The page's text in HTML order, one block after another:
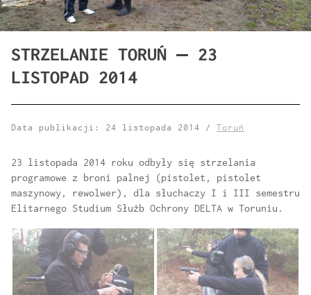
STRZELANIE TORUŃ – 23
LISTOPAD 2014
Data publikacji: 24 listopada 2014 / Toruń
23 listopada 2014 roku odbyły się strzelania
programowe z broni palnej (pistolet, pistolet
maszynowy, rewolwer), dla słuchaczy I i III semestru
Elitarnego Studium Służb Ochrony DELTA w Toruniu.